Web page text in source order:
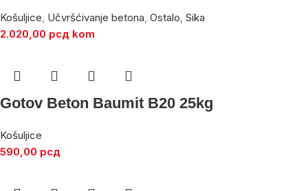
Košuljice, Učvršćivanje betona, Ostalo, Sika
2.020,00 рсд kom
Gotov Beton Baumit B20 25kg
Košuljice
590,00 рсд